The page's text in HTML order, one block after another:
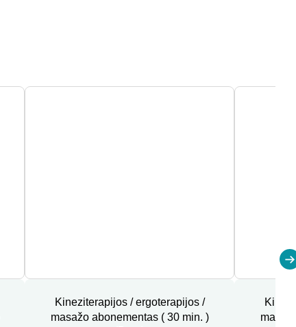
Kineziterapijos / ergoterapijos /
masažo abonementas ( 30 min. )